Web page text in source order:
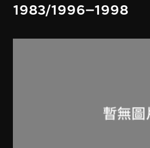
1983/1996–1998